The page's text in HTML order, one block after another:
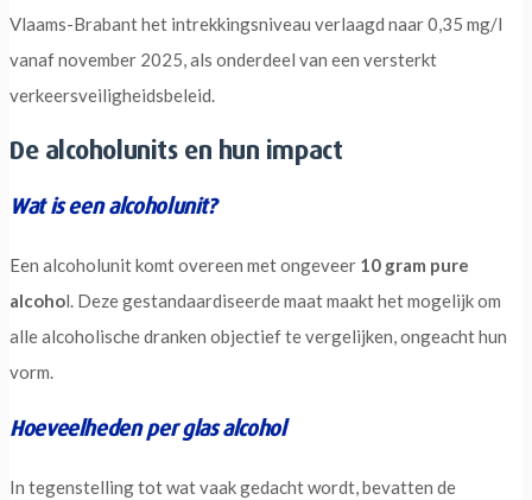
Vlaams-Brabant het intrekkingsniveau verlaagd naar 0,35 mg/l
vanaf november 2025, als onderdeel van een versterkt
verkeersveiligheidsbeleid.
De alcoholunits en hun impact
Wat is een alcoholunit?
Een alcoholunit komt overeen met ongeveer 10 gram pure
alcohol. Deze gestandaardiseerde maat maakt het mogelijk om
alle alcoholische dranken objectief te vergelijken, ongeacht hun
vorm.
Hoeveelheden per glas alcohol
In tegenstelling tot wat vaak gedacht wordt, bevatten de